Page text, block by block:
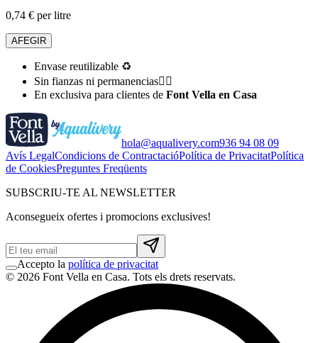
0,74 € per litre
AFEGIR
Envase reutilizable ♻️
Sin fianzas ni permanencias👌🏻
En exclusiva para clientes de Font Vella en Casa
hola@aqualivery.com936 94 08 09
Avís LegalCondicions de ContractacióPolítica de PrivacitatPolítica
de CookiesPreguntes Freqüents
SUBSCRIU-TE AL NEWSLETTER
Aconsegueix ofertes i promocions exclusives!
Accepto la política de privacitat
© 2026 Font Vella en Casa. Tots els drets reservats.